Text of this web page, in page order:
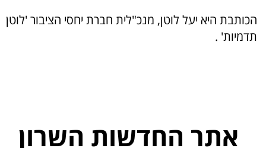
הכותבת היא יעל לוטן, מנכ"לית חברת יחסי הציבור 'לוטן
תדמיות' .
אתר החדשות השרון